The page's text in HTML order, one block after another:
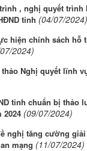
, nghị quyết
tỉnh (04/07/2024)
hiện chính sách
2024)
Nghị quyết lĩnh
tỉnh chuẩn bị thảo
(09/07/2024)
nghị tăng cường
mạng (11/07/2024)